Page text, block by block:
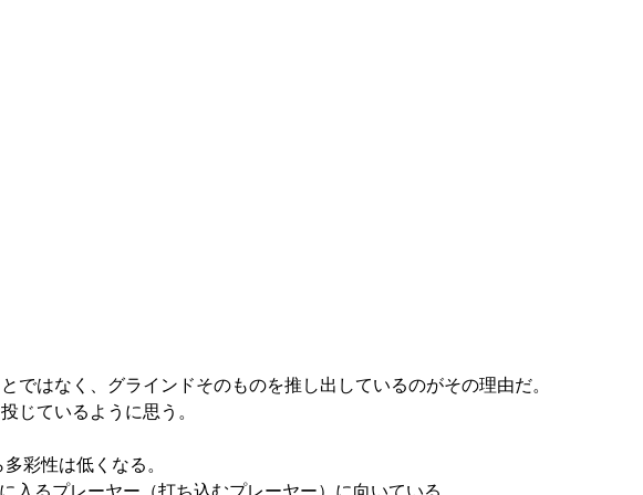
はなく、グラインドそのものを推し出しているのがその理由だ。
じているように思う。
彩性は低くなる。
るプレーヤー（打ち込むプレーヤー）に向いている。